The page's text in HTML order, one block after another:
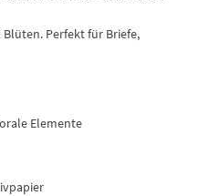
Perfekt für Briefe,
Elemente